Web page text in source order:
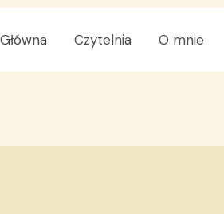
Główna Czytelnia O mnie